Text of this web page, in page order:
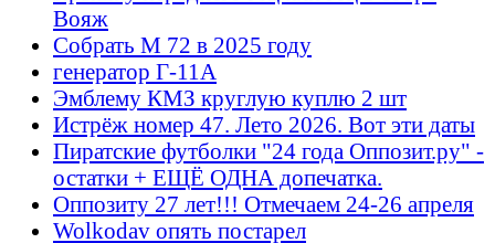
Вояж
Собрать М 72 в 2025 году
генератор Г-11А
Эмблему КМЗ круглую куплю 2 шт
Истрёж номер 47. Лето 2026. Вот эти даты
Пиратские футболки "24 года Оппозит.ру" -
остатки + ЕЩЁ ОДНА допечатка.
Оппозиту 27 лет!!! Отмечаем 24-26 апреля
Wolkodav опять постарел